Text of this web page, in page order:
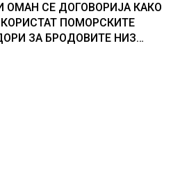
ОМАН СЕ ДОГОВОРИЈА КАКО
ПОМОРСКИТЕ
ЗА БРОДОВИТЕ НИЗ